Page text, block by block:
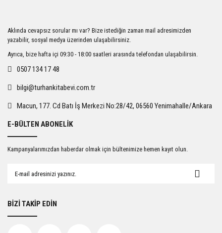
Ürün açıklamasında eksik bilgiler bulunuyor.
Ürün bilgilerinde hatalar bulunuyor.
Ürün fiyatı diğer sitelerden daha pahalı.
Gönder
Aklında cevapsız sorular mı var? Bize istediğin zaman mail adresimizden
yazabilir, sosyal medya üzerinden ulaşabilirsiniz.
Ayrıca, bize hafta içi 09:30 - 18:00 saatleri arasında telefondan ulaşabilirsin.
0507 134 17 48
bilgi@turhankitabevi.com.tr
Macun, 177. Cd Batı İş Merkezi No:28/42, 06560 Yenimahalle/Ankara
E-BÜLTEN ABONELİK
Kampanyalarımızdan haberdar olmak için bültenimize hemen kayıt olun.
BİZİ TAKİP EDİN